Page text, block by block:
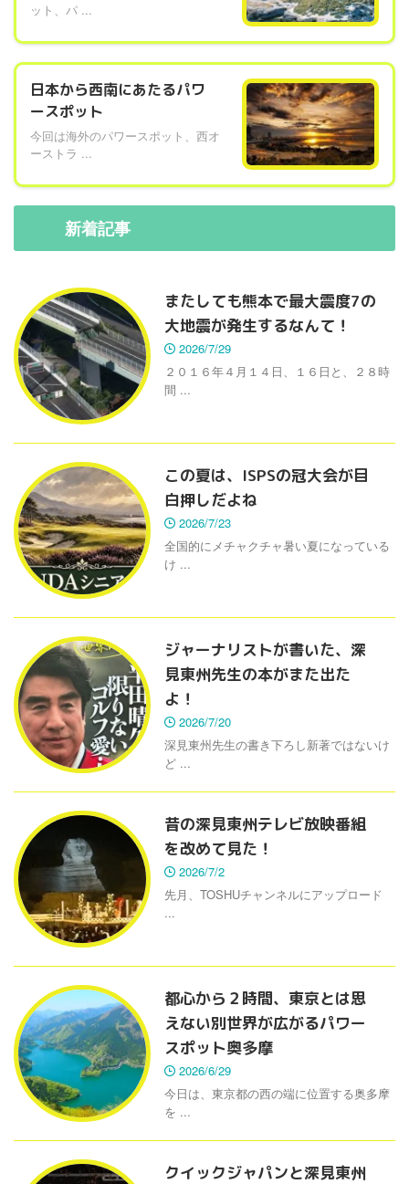
ット、パ ...
日本から西南にあたるパワ
ースポット
今回は海外のパワースポット、西オ
ーストラ ...
新着記事
またしても熊本で最大震度7の
大地震が発生するなんて！
2026/7/29
２０１６年４月１４日、１６日と、２８時
間 ...
この夏は、ISPSの冠大会が目
白押しだよね
2026/7/23
全国的にメチャクチャ暑い夏になっている
け ...
ジャーナリストが書いた、深
見東州先生の本がまた出た
よ！
2026/7/20
深見東州先生の書き下ろし新著ではないけ
ど ...
昔の深見東州テレビ放映番組
を改めて見た！
2026/7/2
先月、TOSHUチャンネルにアップロード
...
都心から２時間、東京とは思
えない別世界が広がるパワー
スポット奥多摩
2026/6/29
今日は、東京都の西の端に位置する奥多摩
を ...
クイックジャパンと深見東州